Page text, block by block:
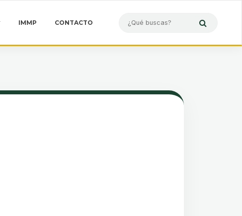
IMMP CONTACTO